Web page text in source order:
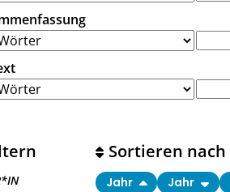
Sortieren nach
Jahr Jahr